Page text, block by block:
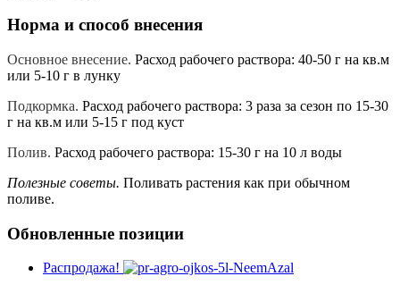
Норма и способ внесения
Основное внесение. Расход рабочего раствора: 40-50 г на кв.м
или 5-10 г в лунку
Подкормка. Расход рабочего раствора: 3 раза за сезон по 15-30
г на кв.м или 5-15 г под куст
Полив. Расход рабочего раствора: 15-30 г на 10 л воды
Полезные советы. Поливать растения как при обычном
поливе.
Обновленные позиции
Распродажа!